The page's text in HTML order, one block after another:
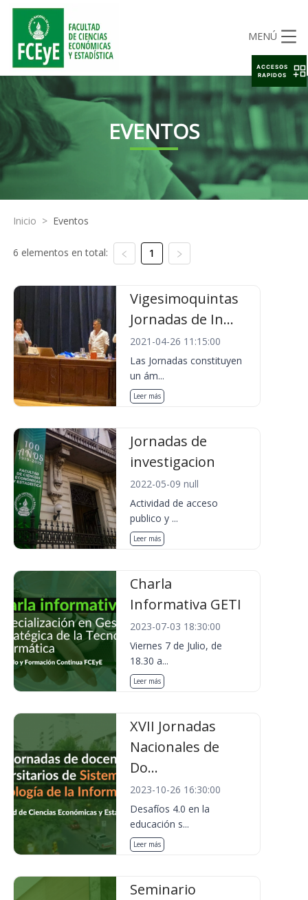
MENÚ
EVENTOS
Inicio > Eventos
6 elementos en total: 1
Vigesimoquintas
Jornadas de In...
2021-04-26 11:15:00
Las Jornadas constituyen
un ám...
Leer más
Jornadas de
investigacion
2022-05-09 null
Actividad de acceso
publico y ...
Leer más
Charla
Informativa GETI
2023-07-03 18:30:00
Viernes 7 de Julio, de
18.30 a...
Leer más
XVII Jornadas
Nacionales de
Do...
2023-10-26 16:30:00
Desafíos 4.0 en la
educación s...
Leer más
Seminario
ACCESOS
RAPIDOS